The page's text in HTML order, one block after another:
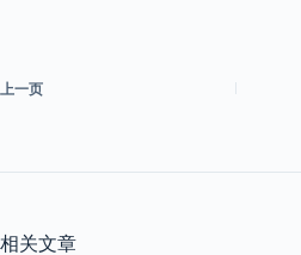
上一页
相关文章